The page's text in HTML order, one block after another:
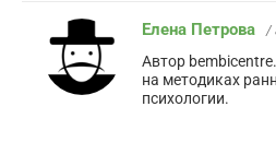
Елена Петрова /
Автор
на методиках
психологии.